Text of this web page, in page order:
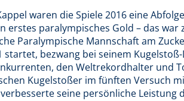
waren die Spiele 2016 eine
erstes paralympisches Gold – das
Paralympische Mannschaft am
startet, bezwang bei seinem
den Weltrekordhalter und
Kugelstoßer im fünften Versuch
seine persönliche Leistung